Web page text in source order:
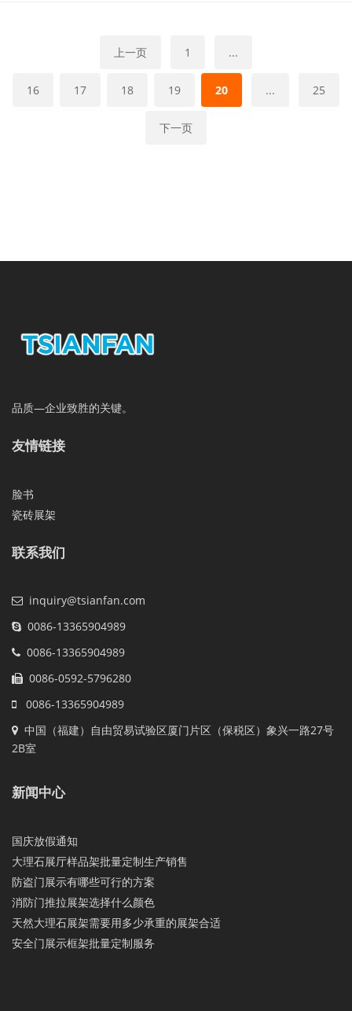
上一页 1 ...
16 17 18 19 20 ... 25
下一页
品质—企业致胜的关键。
友情链接
脸书
瓷砖展架
联系我们
inquiry@tsianfan.com
0086-13365904989
0086-13365904989
0086-0592-5796280
0086-13365904989
中国（福建）自由贸易试验区厦门片区（保税区）象兴一路27号
2B室
新闻中心
国庆放假通知
大理石展厅样品架批量定制生产销售
防盗门展示有哪些可行的方案
消防门推拉展架选择什么颜色
天然大理石展架需要用多少承重的展架合适
安全门展示框架批量定制服务